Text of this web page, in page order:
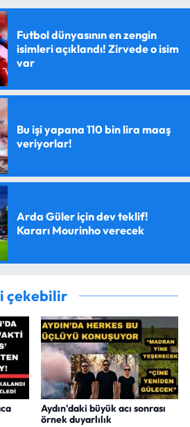
Futbol dünyasının en zengin
isimleri açıklandı! Zirvede o isim
var
Bu işi yapana 110 bin lira maaş
veriyorlar!
Arda Güler için dev teklif!
Kararı Mourinho verecek
çekebilir
Aydın'daki büyük acı sonrası
örnek duyarlılık